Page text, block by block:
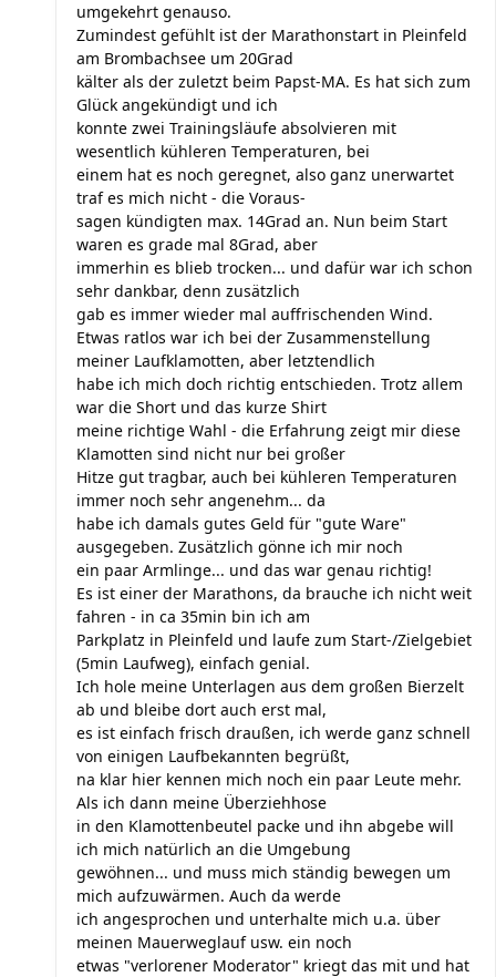
umgekehrt genauso.
Zumindest gefühlt ist der Marathonstart in Pleinfeld
am Brombachsee um 20Grad
kälter als der zuletzt beim Papst-MA. Es hat sich zum
Glück angekündigt und ich
konnte zwei Trainingsläufe absolvieren mit
wesentlich kühleren Temperaturen, bei
einem hat es noch geregnet, also ganz unerwartet
traf es mich nicht - die Voraus-
sagen kündigten max. 14Grad an. Nun beim Start
waren es grade mal 8Grad, aber
immerhin es blieb trocken... und dafür war ich schon
sehr dankbar, denn zusätzlich
gab es immer wieder mal auffrischenden Wind.
Etwas ratlos war ich bei der Zusammenstellung
meiner Laufklamotten, aber letztendlich
habe ich mich doch richtig entschieden. Trotz allem
war die Short und das kurze Shirt
meine richtige Wahl - die Erfahrung zeigt mir diese
Klamotten sind nicht nur bei großer
Hitze gut tragbar, auch bei kühleren Temperaturen
immer noch sehr angenehm... da
habe ich damals gutes Geld für "gute Ware"
ausgegeben. Zusätzlich gönne ich mir noch
ein paar Armlinge... und das war genau richtig!
Es ist einer der Marathons, da brauche ich nicht weit
fahren - in ca 35min bin ich am
Parkplatz in Pleinfeld und laufe zum Start-/Zielgebiet
(5min Laufweg), einfach genial.
Ich hole meine Unterlagen aus dem großen Bierzelt
ab und bleibe dort auch erst mal,
es ist einfach frisch draußen, ich werde ganz schnell
von einigen Laufbekannten begrüßt,
na klar hier kennen mich noch ein paar Leute mehr.
Als ich dann meine Überziehhose
in den Klamottenbeutel packe und ihn abgebe will
ich mich natürlich an die Umgebung
gewöhnen... und muss mich ständig bewegen um
mich aufzuwärmen. Auch da werde
ich angesprochen und unterhalte mich u.a. über
meinen Mauerweglauf usw. ein noch
etwas "verlorener Moderator" kriegt das mit und hat